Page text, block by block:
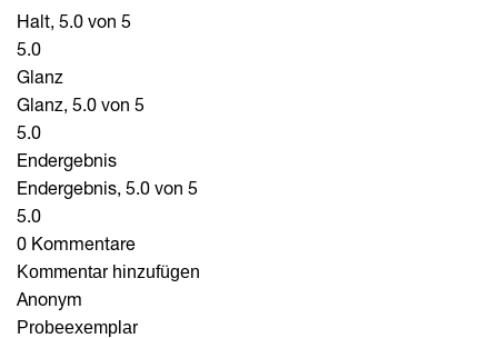
Halt, 5.0 von 5
5.0
Glanz
Glanz, 5.0 von 5
5.0
Endergebnis
Endergebnis, 5.0 von 5
5.0
0 Kommentare
Kommentar hinzufügen
Anonym
Probeexemplar